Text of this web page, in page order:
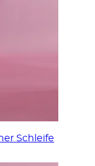
Schleife